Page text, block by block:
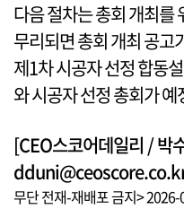
다음 절차는 총회 개최를
무리되면 총회 개최 공고
제1차 시공자 선정 합동
와 시공자 선정 총회가 예
[CEO스코어데일리 / 박
무단 전재-재배포 금지>